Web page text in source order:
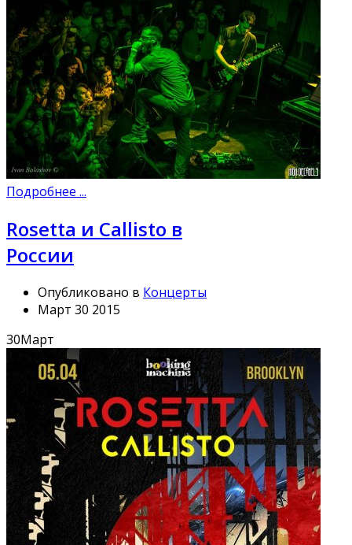
Подробнее ...
Rosetta и Callisto в
России
Опубликовано в Концерты
Март 30 2015
30Март